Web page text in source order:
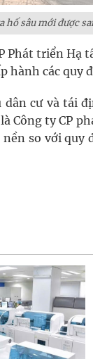
hố sâu mới được
Phát triển
hành các quy
cư và tái
Công ty CP
so với